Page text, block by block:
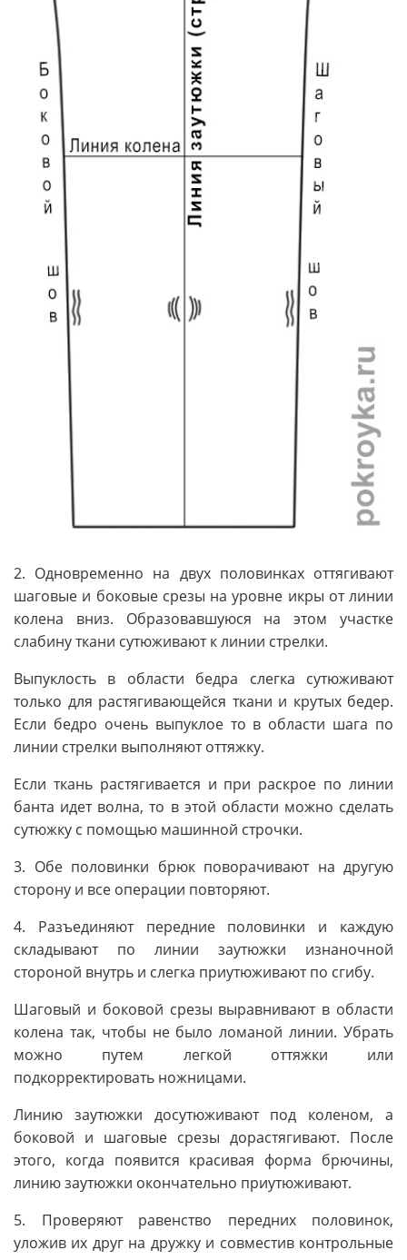
2. Одновременно на двух половинках оттягивают
шаговые и боковые срезы на уровне икры от линии
колена вниз. Образовавшуюся на этом участке
слабину ткани сутюживают к линии стрелки.
Выпуклость в области бедра слегка сутюживают
только для растягивающейся ткани и крутых бедер.
Если бедро очень выпуклое то в области шага по
линии стрелки выполняют оттяжку.
Если ткань растягивается и при раскрое по линии
банта идет волна, то в этой области можно сделать
сутюжку с помощью машинной строчки.
3. Обе половинки брюк поворачивают на другую
сторону и все операции повторяют.
4. Разъединяют передние половинки и каждую
складывают по линии заутюжки изнаночной
стороной внутрь и слегка приутюживают по сгибу.
Шаговый и боковой срезы выравнивают в области
колена так, чтобы не было ломаной линии. Убрать
можно путем легкой оттяжки или
подкорректировать ножницами.
Линию заутюжки досутюживают под коленом, а
боковой и шаговые срезы дорастягивают. После
этого, когда появится красивая форма брючины,
линию заутюжки окончательно приутюживают.
5. Проверяют равенство передних половинок,
уложив их друг на дружку и совместив контрольные